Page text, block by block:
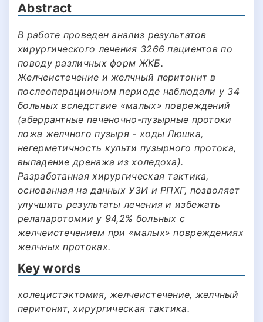
Abstract
В работе проведен анализ результатов
хирургического лечения 3266 пациентов по
поводу различных форм ЖКБ.
Желчеистечение и желчный перитонит в
послеоперационном периоде наблюдали у 34
больных вследствие «малых» повреждений
(аберрантные печеночно-пузырные протоки
ложа желчного пузыря - ходы Люшка,
негерметичность культи пузырного протока,
выпадение дренажа из холедоха).
Разработанная хирургическая тактика,
основанная на данных УЗИ и РПХГ, позволяет
улучшить результаты лечения и избежать
релапаротомии у 94,2% больных с
желчеистечением при «малых» повреждениях
желчных протоках.
Key words
холецистэктомия, желчеистечение, желчный
перитонит, хирургическая тактика.